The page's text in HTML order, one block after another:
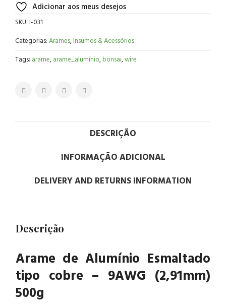
Adicionar aos meus desejos
SKU:I-031
Categorias:Arames,Insumos & Acessórios
Tags: arame,arame_alumínio,bonsai,wire
DESCRIÇÃO
INFORMAÇÃO ADICIONAL
DELIVERY AND RETURNS INFORMATION
Descrição
Arame de Alumínio Esmaltado
tipo cobre – 9AWG (2,91mm)
500g